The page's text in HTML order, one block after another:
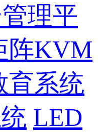
理平
阵KVM
育系统
LED